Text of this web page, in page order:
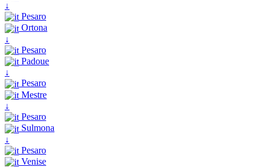
↓
Pesaro
Ortona
↓
Pesaro
Padoue
↓
Pesaro
Mestre
↓
Pesaro
Sulmona
↓
Pesaro
Venise